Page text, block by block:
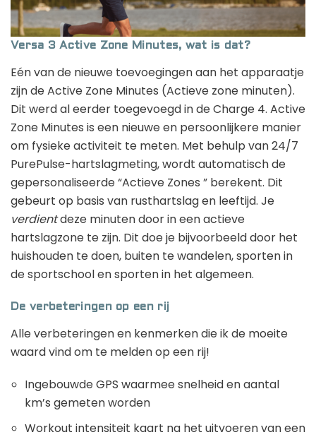
Versa 3 Active Zone Minutes, wat is dat?
Eén van de nieuwe toevoegingen aan het apparaatje
zijn de Active Zone Minutes (Actieve zone minuten).
Dit werd al eerder toegevoegd in de Charge 4. Active
Zone Minutes is een nieuwe en persoonlijkere manier
om fysieke activiteit te meten. Met behulp van 24/7
PurePulse-hartslagmeting, wordt automatisch de
gepersonaliseerde “Actieve Zones ” berekent. Dit
gebeurt op basis van rusthartslag en leeftijd. Je
verdientdeze minuten door in een actieve
hartslagzone te zijn. Dit doe je bijvoorbeeld door het
huishouden te doen, buiten te wandelen, sporten in
de sportschool en sporten in het algemeen.
De verbeteringen op een rij
Alle verbeteringen en kenmerken die ik de moeite
waard vind om te melden op een rij!
Ingebouwde GPS waarmee snelheid en aantal
km’s gemeten worden
Workout intensiteit kaart na het uitvoeren van een